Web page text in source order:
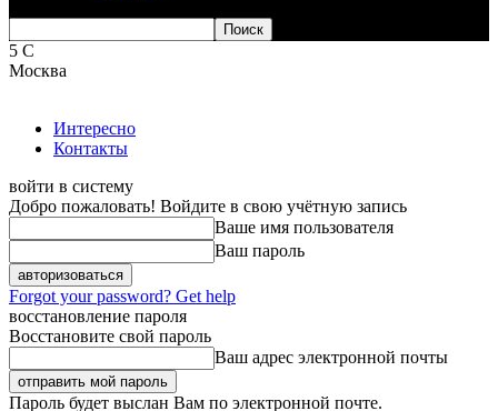
5 C
Москва
Интересно
Контакты
войти в систему
Добро пожаловать! Войдите в свою учётную запись
Ваше имя пользователя
Ваш пароль
Forgot your password? Get help
восстановление пароля
Восстановите свой пароль
Ваш адрес электронной почты
Пароль будет выслан Вам по электронной почте.